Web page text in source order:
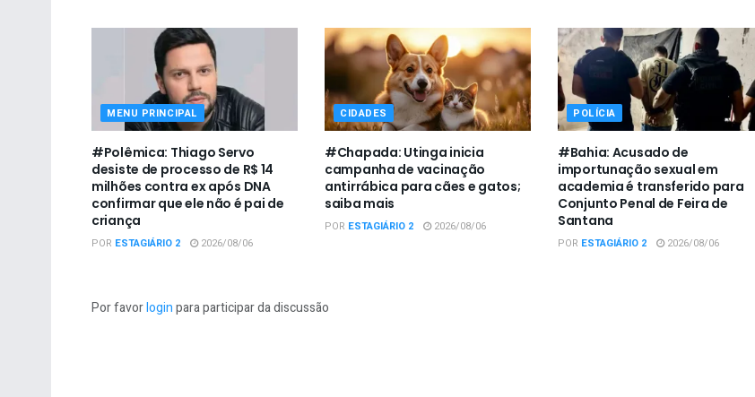
MENU PRINCIPAL
#Polêmica: Thiago Servo
desiste de processo de R$ 14
milhões contra ex após DNA
confirmar que ele não é pai de
criança
POR ESTAGIÁRIO 2 2026/08/06
CIDADES
#Chapada: Utinga inicia
campanha de vacinação
antirrábica para cães e gatos;
saiba mais
POR ESTAGIÁRIO 2 2026/08/06
POLÍCIA
#Bahia: Acusado de
importunação sexual em
academia é transferido para
Conjunto Penal de Feira de
Santana
POR ESTAGIÁRIO 2 2026/08/06
Por favorloginpara participar da discussão